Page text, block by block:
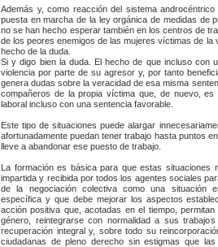
Además y, como reacción del sistema
puesta en marcha de la ley orgánica de medidas de
no se han hecho esperar también en los centros de
de los peores enemigos de las mujeres víctimas de la
hecho de la duda.
Si y digo bien la duda. El hecho de que incluso con
violencia por parte de su agresor y, por tanto
genera dudas sobre la veracidad de esa misma
compañeros de la propia víctima que, de nuevo,
laboral incluso con una sentencia favorable.
Este tipo de situaciones puede alargar
afortunadamente puedan tener trabajo hasta puntos
lleve a abandonar ese puesto de trabajo.
La formación es básica para que estas
impartida y recibida por todos los agentes sociales
de la negociación colectiva como una situación
específica y que debe mejorar los aspectos
acción positiva que, acotadas en el tiempo,
género, reintegrarse con normalidad a sus
recuperación integral y, sobre todo su
ciudadanas de pleno derecho sin estigmas que